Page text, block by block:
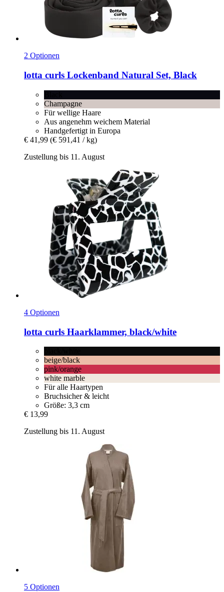
2 Optionen
lotta curls Lockenband Natural Set, Black
Champagne
Für wellige Haare
Aus angenehm weichem Material
Handgefertigt in Europa
€ 41,99 (€ 591,41 / kg)
Zustellung bis 11. August
4 Optionen
lotta curls Haarklammer, black/white
beige/black
pink/orange
white marble
Für alle Haartypen
Bruchsicher & leicht
Größe: 3,3 cm
€ 13,99
Zustellung bis 11. August
5 Optionen